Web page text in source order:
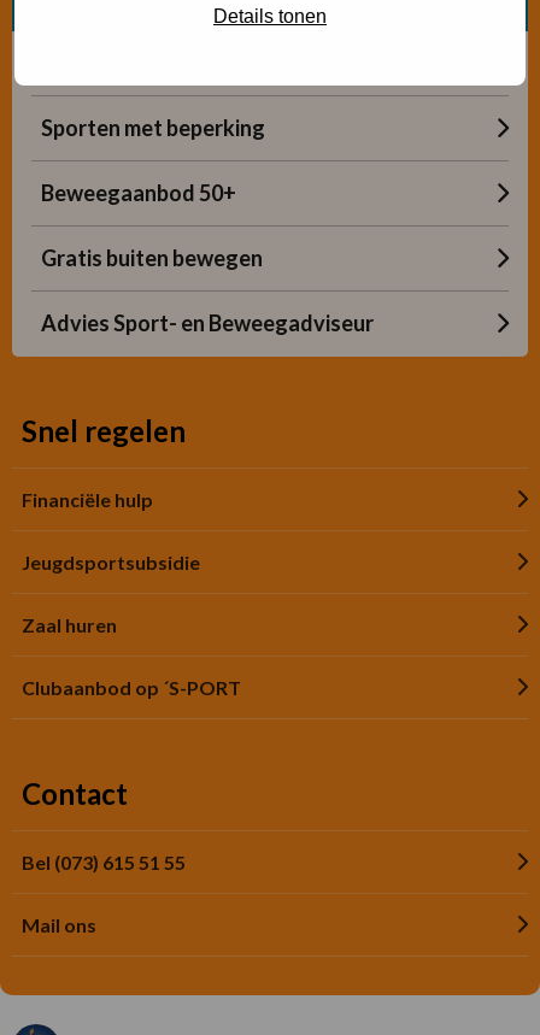
Details tonen
Sporten met beperking
Beweegaanbod 50+
Gratis buiten bewegen
Advies Sport- en Beweegadviseur
Snel regelen
Financiële hulp
Jeugdsportsubsidie
Zaal huren
Clubaanbod op ´S-PORT
Contact
Bel (073) 615 51 55
Mail ons